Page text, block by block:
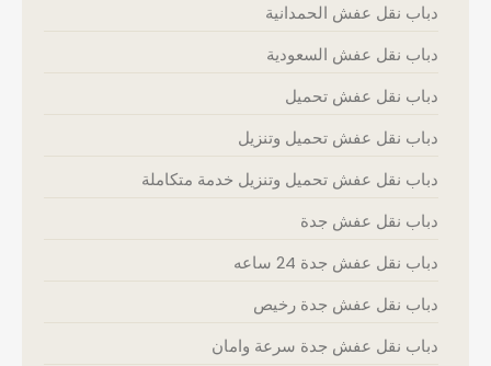
دباب نقل عفش الحمدانية
دباب نقل عفش السعودية
دباب نقل عفش تحميل
دباب نقل عفش تحميل وتنزيل
دباب نقل عفش تحميل وتنزيل خدمة متكاملة
دباب نقل عفش جدة
دباب نقل عفش جدة 24 ساعه
دباب نقل عفش جدة رخيص
دباب نقل عفش جدة سرعة وامان